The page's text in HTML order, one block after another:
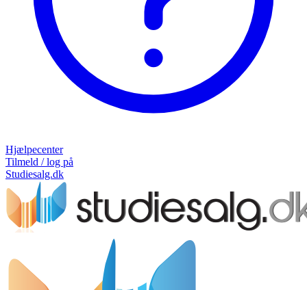
Hjælpecenter
Tilmeld / log på
Studiesalg.dk